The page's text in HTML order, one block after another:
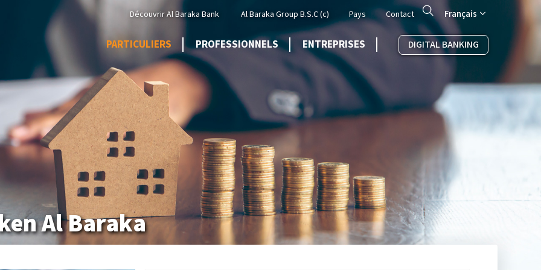
Menu
Top
Découvrir Al Baraka Bank Al Baraka Group B.S.C (c) Pays Contact Français
Search
PARTICULIERS PROFESSIONNELS ENTREPRISES DIGITAL BANKING
Al Baraka